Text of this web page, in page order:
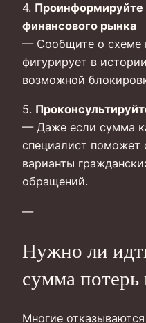
4. Проинформируйте
финансового рынка
— Сообщите о схеме
фигурирует в
возможной
5.
— Даже если сумма
специалист поможет
варианты
обращений.
—
Нужно ли
сумма
Многие